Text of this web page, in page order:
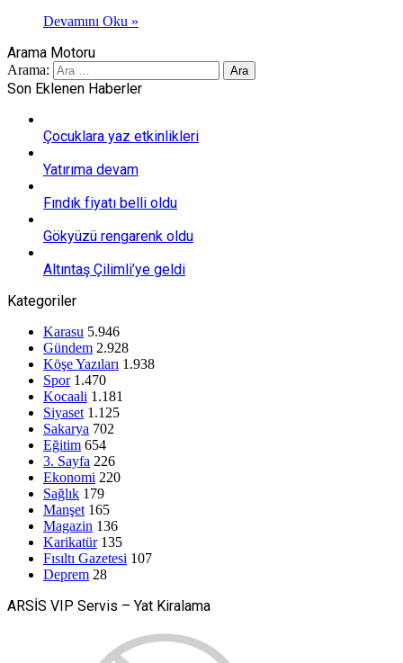
Devamını Oku »
Arama Motoru
Arama:
Son Eklenen Haberler
Çocuklara yaz etkinlikleri
Yatırıma devam
Fındık fiyatı belli oldu
Gökyüzü rengarenk oldu
Altıntaş Çilimli’ye geldi
Kategoriler
Karasu 5.946
Gündem 2.928
Köşe Yazıları 1.938
Spor 1.470
Kocaali 1.181
Siyaset 1.125
Sakarya 702
Eğitim 654
3. Sayfa 226
Ekonomi 220
Sağlık 179
Manşet 165
Magazin 136
Karikatür 135
Fısıltı Gazetesi 107
Deprem 28
ARSİS VIP Servis – Yat Kiralama